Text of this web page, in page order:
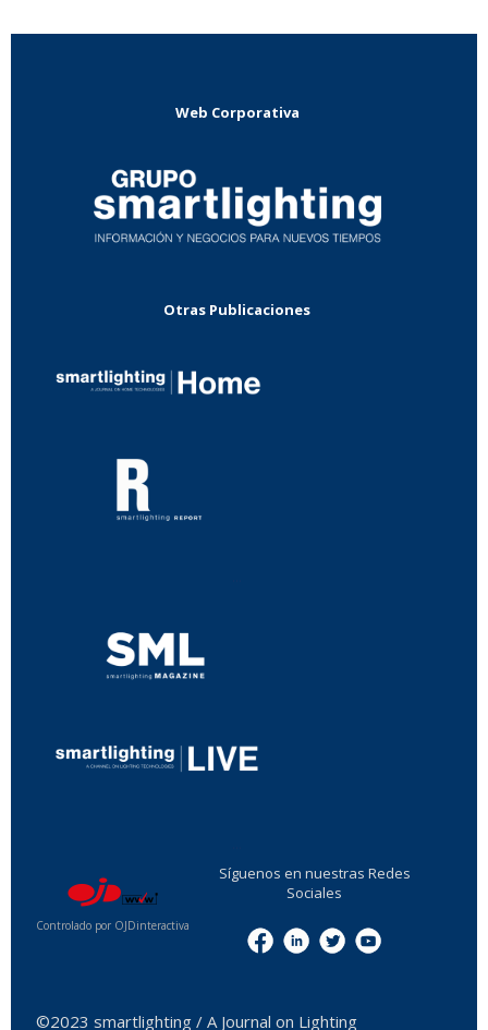
Web Corporativa
Otras Publicaciones
Controlado por OJDinteractiva
Síguenos en nuestras Redes
Sociales
©2023 smartlighting / A Journal on Lighting